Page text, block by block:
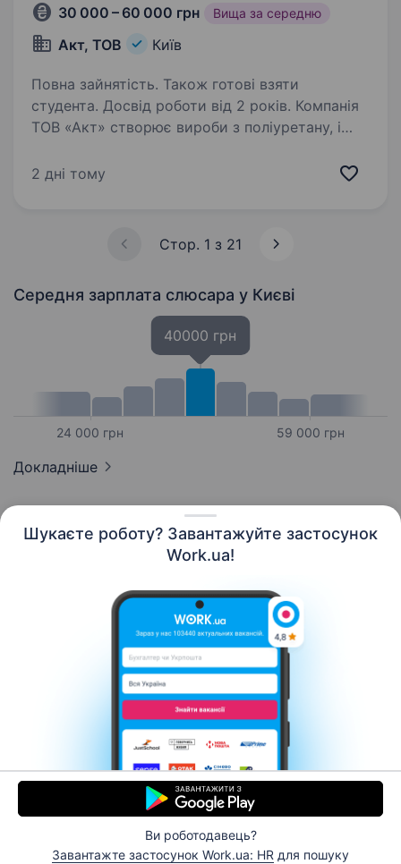
Шукаєте роботу? Завантажуйте застосунок
Work.ua!
Ви роботодавець?
Завантажте застосунок Work.ua: HR для пошуку
30 000 – 60 000 грн Вища за середню
Акт, ТОВ Київ
Повна зайнятість. Також готові взяти
студента. Досвід роботи від 2 років. Компанія
ТОВ «Акт» створює вироби з поліуретану, і
до нашої команди в Києві. Що ти будеш
2 дні тому
Стор. 1 з 21
Середня зарплата слюсара у Києві
24 000 грн
40000 грн
59 000 грн
Докладніше
Контакти Про нас
Кар’єра
Допомога Умови використання
© 2006–2026 Work.ua. Сервіс пошуку роботи №1 в